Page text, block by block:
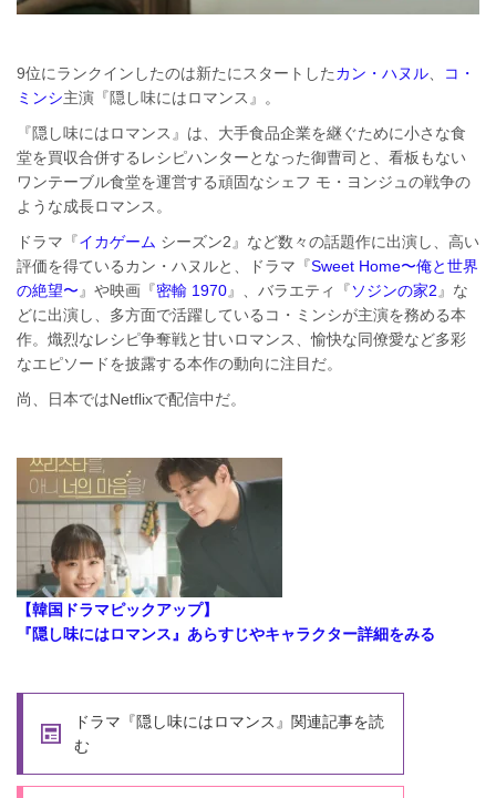
9位にランクインしたのは新たにスタートしたカン・ハヌル
コ・
ミンシ主演『隠し味にはロマンス』。
『隠し味にはロマンス』は、大手食品企業を継ぐために小さな食
堂を買収合併するレシピハンターとなった御曹司と、看板もない
ワンテーブル食堂を運営する頑固なシェフ モ・ヨンジュの戦争の
ような成長ロマンス。
ドラマ『イカゲーム シーズン2』など数々の話題作に出演し、高い
評価を得ているカン・ハヌルと、ドラマ『Sweet Home〜俺と世界
の絶望〜 』や映画『密輸 1970』、バラエティ『ソジンの家2 』な
どに出演し、多方面で活躍しているコ・ミンシが主演を務める本
作。熾烈なレシピ争奪戦と甘いロマンス、愉快な同僚愛など多彩
なエピソードを披露する本作の動向に注目だ。
尚、日本ではNetflixで配信中だ。
【韓国ドラマピックアップ】
『隠し味にはロマンス』あらすじやキャラクター詳細をみる
ドラマ『隠し味にはロマンス』関連記事を読
む